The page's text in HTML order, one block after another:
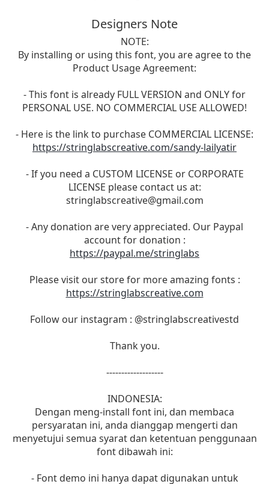
Designers Note
NOTE:
By installing or using this font, you are agree to the
Product Usage Agreement:
- This font is already FULL VERSION and ONLY for
PERSONAL USE. NO COMMERCIAL USE ALLOWED!
- Here is the link to purchase COMMERCIAL LICENSE:
https://stringlabscreative.com/sandy-lailyatir
- If you need a CUSTOM LICENSE or CORPORATE
LICENSE please contact us at:
stringlabscreative@gmail.com
- Any donation are very appreciated. Our Paypal
account for donation :
https://paypal.me/stringlabs
Please visit our store for more amazing fonts :
https://stringlabscreative.com
Follow our instagram : @stringlabscreativestd
Thank you.
-------------------
INDONESIA:
Dengan meng-install font ini, dan membaca
persyaratan ini, anda dianggap mengerti dan
menyetujui semua syarat dan ketentuan penggunaan
font dibawah ini:
- Font demo ini hanya dapat digunakan untuk